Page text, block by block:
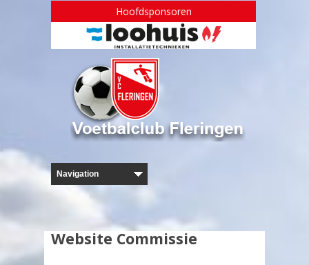
Hoofdsponsoren
Website Commissie